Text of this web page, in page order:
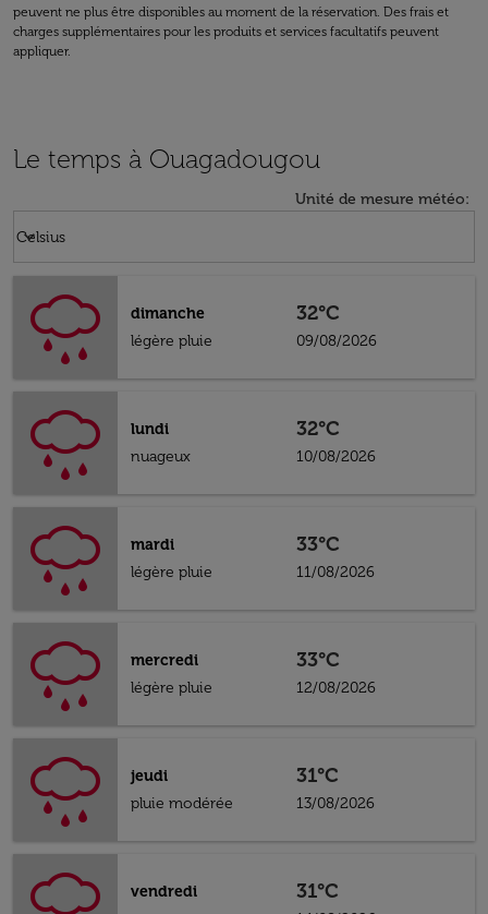
peuvent ne plus être disponibles au moment de la réservation. Des frais et
charges supplémentaires pour les produits et services facultatifs peuvent
appliquer.
Le temps à Ouagadougou
Unité de mesure météo:
Celsius
keyboard_arrow_down
dimanche
légère pluie
32°C
09/08/2026
lundi
nuageux
32°C
10/08/2026
mardi
légère pluie
33°C
11/08/2026
mercredi
légère pluie
33°C
12/08/2026
jeudi
pluie modérée
31°C
13/08/2026
vendredi
31°C